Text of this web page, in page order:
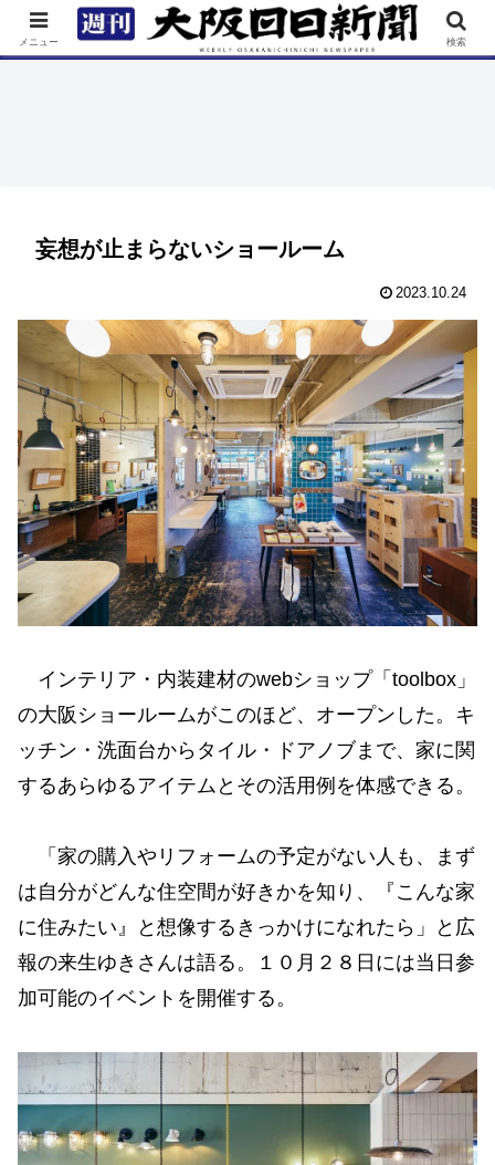
TOP 特集 ニュース 連載 街ネタ イベント
妄想が止まらないショールーム
2023.10.24
インテリア・内装建材のwebショップ「toolbox」
の大阪ショールームがこのほど、オープンした。キ
ッチン・洗面台からタイル・ドアノブまで、家に関
するあらゆるアイテムとその活用例を体感できる。
「家の購入やリフォームの予定がない人も、まず
は自分がどんな住空間が好きかを知り、『こんな家
に住みたい』と想像するきっかけになれたら」と広
報の来生ゆきさんは語る。１０月２８日には当日参
加可能のイベントを開催する。
メニュー 検索